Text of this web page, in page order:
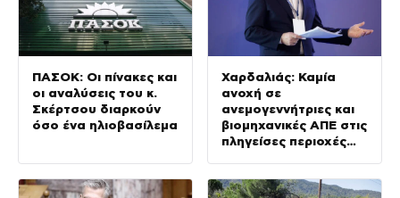
ΠΑΣΟΚ: Οι πίνακες και
οι αναλύσεις του κ.
Σκέρτσου διαρκούν
όσο ένα ηλιοβασίλεμα
Χαρδαλιάς: Καμία
ανοχή σε
ανεμογεννήτριες και
βιομηχανικές ΑΠΕ στις
πληγείσες περιοχές